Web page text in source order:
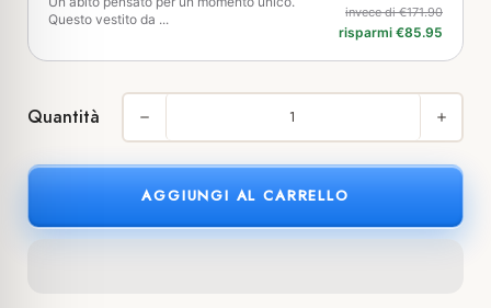
Questo vestito da ...
invece di €171.90
risparmi €85.95
Quantità
AGGIUNGI AL CARRELLO